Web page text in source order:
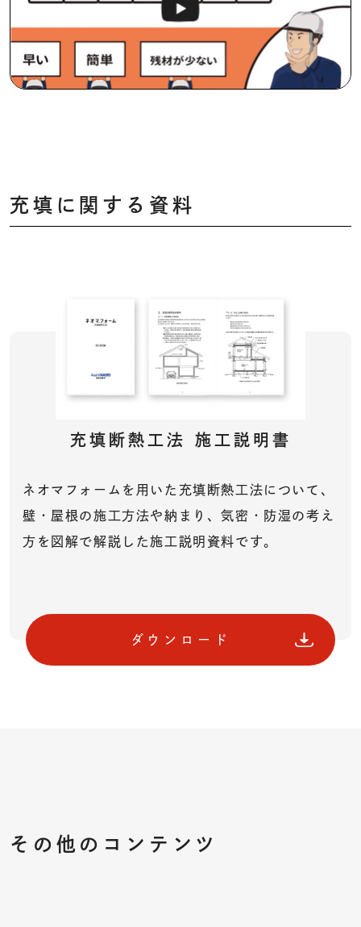
充填に関する資料
充填断熱工法 施工説明書
ネオマフォームを用いた充填断熱工法について、
壁・屋根の施工方法や納まり、気密・防湿の考え
方を図解で解説した施工説明資料です。
ダウンロード
その他のコンテンツ